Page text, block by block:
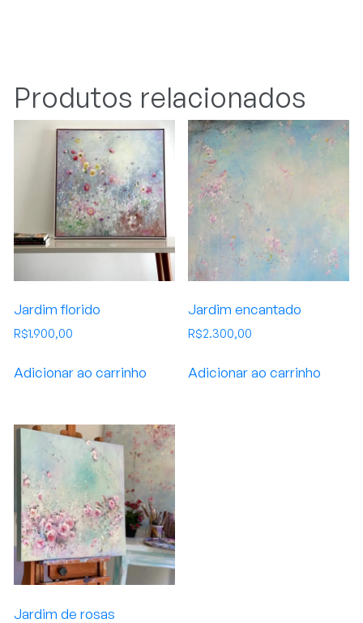
Produtos relacionados
Jardim florido
R$1.900,00
Adicionar ao carrinho
Jardim encantado
R$2.300,00
Adicionar ao carrinho
Jardim de rosas